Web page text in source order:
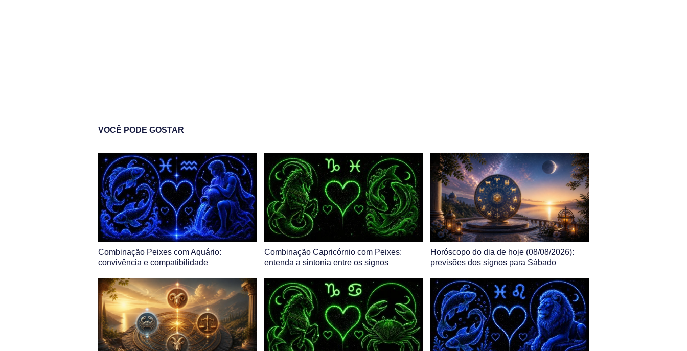
VOCÊ PODE GOSTAR
Combinação Peixes com Aquário:
convivência e compatibilidade
Combinação Capricórnio com Peixes:
entenda a sintonia entre os signos
Horóscopo do dia de hoje (08/08/2026):
previsões dos signos para Sábado